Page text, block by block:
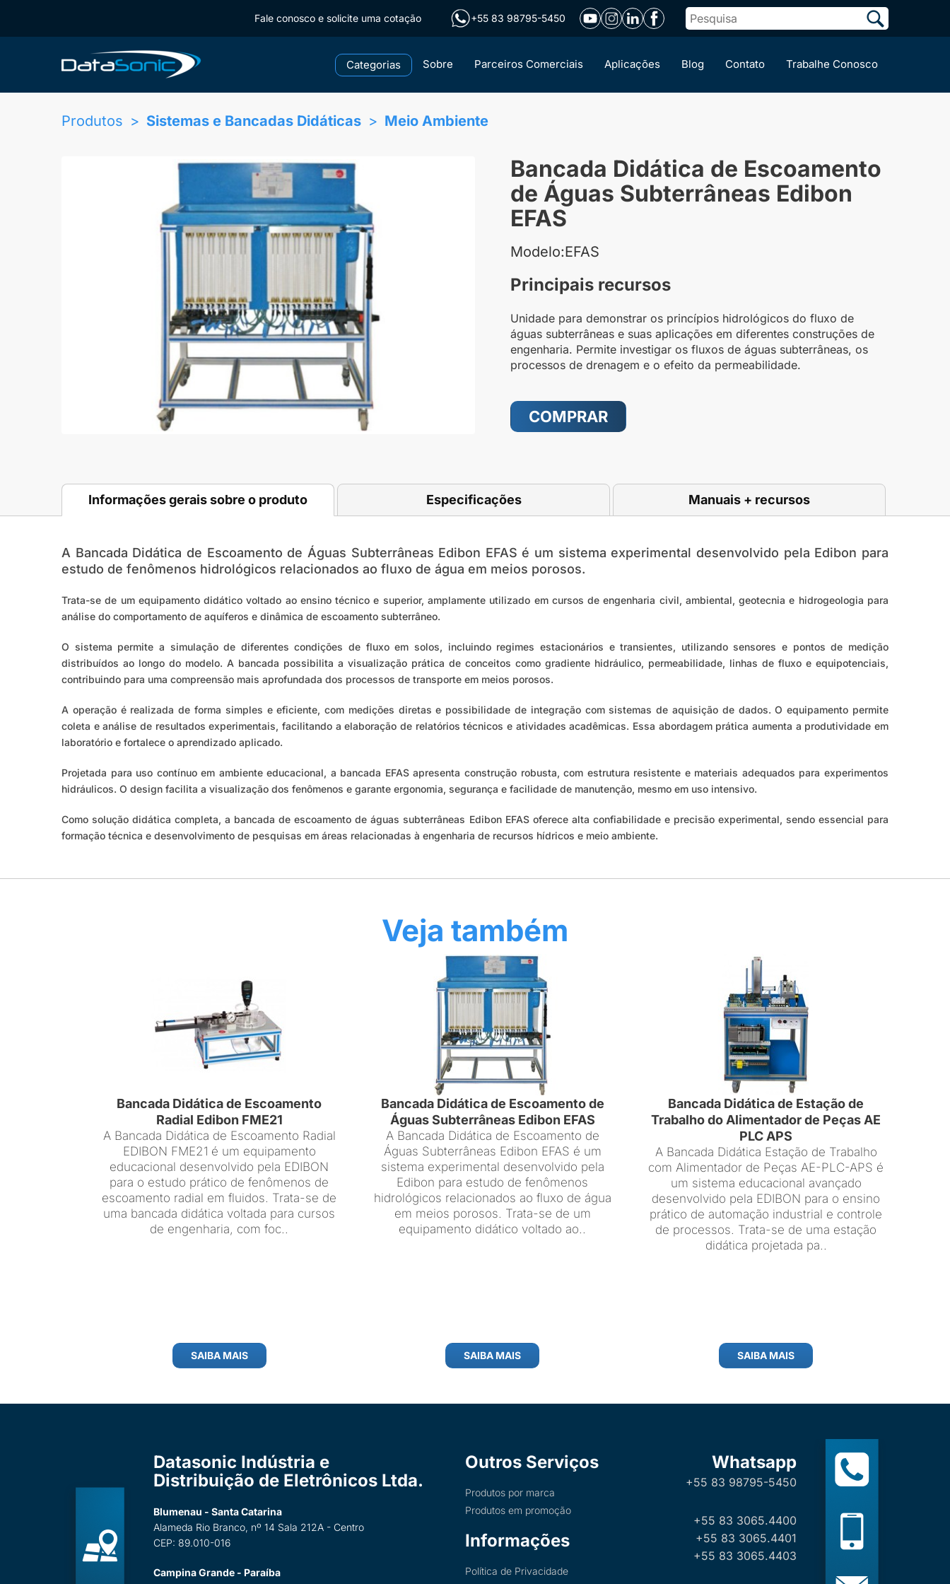
Fale conosco e solicite uma cotação +55 83 98795-5450
Categorias Sobre Parceiros Comerciais Aplicações Blog Contato Trabalhe Conosco
Produtos Sistemas e Bancadas Didáticas Meio Ambiente
Bancada Didática de Escoamento
de Águas Subterrâneas Edibon
EFAS
Modelo:EFAS
Principais recursos
Unidade para demonstrar os princípios hidrológicos do fluxo de
águas subterrâneas e suas aplicações em diferentes construções de
engenharia. Permite investigar os fluxos de águas subterrâneas, os
processos de drenagem e o efeito da permeabilidade.
COMPRAR
Informações gerais sobre o produto Especificações Manuais + recursos
A Bancada Didática de Escoamento de Águas Subterrâneas Edibon EFAS é um sistema experimental desenvolvido pela Edibon para
estudo de fenômenos hidrológicos relacionados ao fluxo de água em meios porosos.
Trata-se de um equipamento didático voltado ao ensino técnico e superior, amplamente utilizado em cursos de engenharia civil, ambiental, geotecnia e hidrogeologia para
análise do comportamento de aquíferos e dinâmica de escoamento subterrâneo.
O sistema permite a simulação de diferentes condições de fluxo em solos, incluindo regimes estacionários e transientes, utilizando sensores e pontos de medição
distribuídos ao longo do modelo. A bancada possibilita a visualização prática de conceitos como gradiente hidráulico, permeabilidade, linhas de fluxo e equipotenciais,
contribuindo para uma compreensão mais aprofundada dos processos de transporte em meios porosos.
A operação é realizada de forma simples e eficiente, com medições diretas e possibilidade de integração com sistemas de aquisição de dados. O equipamento permite
coleta e análise de resultados experimentais, facilitando a elaboração de relatórios técnicos e atividades acadêmicas. Essa abordagem prática aumenta a produtividade em
laboratório e fortalece o aprendizado aplicado.
Projetada para uso contínuo em ambiente educacional, a bancada EFAS apresenta construção robusta, com estrutura resistente e materiais adequados para experimentos
hidráulicos. O design facilita a visualização dos fenômenos e garante ergonomia, segurança e facilidade de manutenção, mesmo em uso intensivo.
Como solução didática completa, a bancada de escoamento de águas subterrâneas Edibon EFAS oferece alta confiabilidade e precisão experimental, sendo essencial para
formação técnica e desenvolvimento de pesquisas em áreas relacionadas à engenharia de recursos hídricos e meio ambiente.
Veja também
Bancada Didática de Escoamento
Radial Edibon FME21
A Bancada Didática de Escoamento Radial
EDIBON FME21 é um equipamento
educacional desenvolvido pela EDIBON
para o estudo prático de fenômenos de
escoamento radial em fluidos. Trata-se de
uma bancada didática voltada para cursos
de engenharia, com foc..
SAIBA MAIS
Bancada Didática de Escoamento de
Águas Subterrâneas Edibon EFAS
A Bancada Didática de Escoamento de
Águas Subterrâneas Edibon EFAS é um
sistema experimental desenvolvido pela
Edibon para estudo de fenômenos
hidrológicos relacionados ao fluxo de água
em meios porosos. Trata-se de um
equipamento didático voltado ao..
SAIBA MAIS
Bancada Didática de Estação de
Trabalho do Alimentador de Peças AE
PLC APS
A Bancada Didática Estação de Trabalho
com Alimentador de Peças AE-PLC-APS é
um sistema educacional avançado
desenvolvido pela EDIBON para o ensino
prático de automação industrial e controle
de processos. Trata-se de uma estação
didática projetada pa..
SAIBA MAIS
Datasonic Indústria e
Distribuição de Eletrônicos Ltda.
Blumenau - Santa Catarina
Alameda Rio Branco, nº 14 Sala 212A - Centro
CEP: 89.010-016
Campina Grande - Paraíba
Outros Serviços
Produtos por marca
Produtos em promoção
Informações
Política de Privacidade
Whatsapp
+55 83 98795-5450
+55 83 3065.4400
+55 83 3065.4401
+55 83 3065.4403